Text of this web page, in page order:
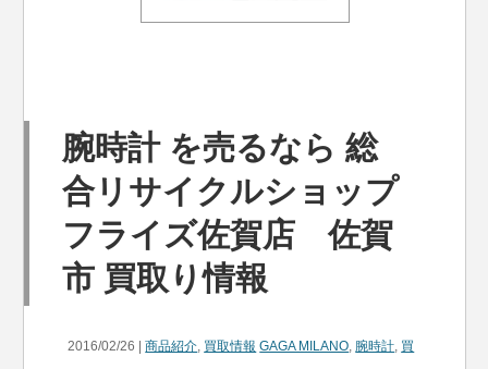
腕時計 を売るなら 総
合リサイクルショップ
フライズ佐賀店 佐賀
市 買取り情報
2016/02/26 |商品紹介, 買取情報 GAGA MILANO, 腕時計, 買